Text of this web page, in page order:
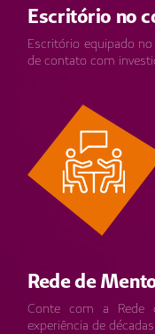
Escritório no
Escritório equipado
de contato com
Rede de
Conte com a Rede
experiência de